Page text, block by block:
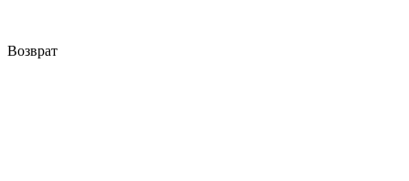
Возврат